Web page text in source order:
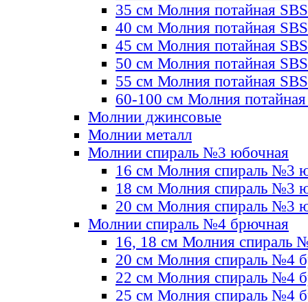
35 см Молния потайная SBS
40 см Молния потайная SBS
45 см Молния потайная SBS
50 см Молния потайная SBS
55 см Молния потайная SBS
60-100 см Молния
Молнии джинсовые
Молнии металл
Молнии спираль №3 юбочная
16 см Молния спираль №3
18 см Молния спираль №3
20 см Молния спираль №3
Молнии спираль №4 брючная
16, 18 см Молния спираль
20 см Молния спираль №4
22 см Молния спираль №4
25 см Молния спираль №4